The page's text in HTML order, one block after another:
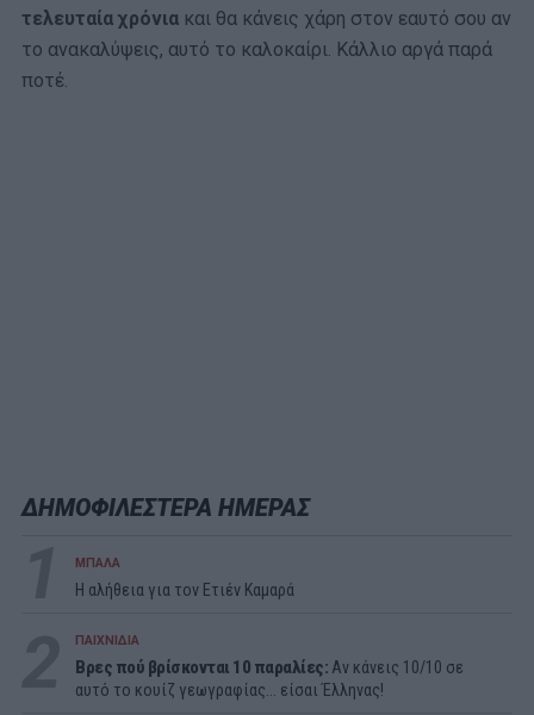
τελευταία χρόνια και θα κάνεις χάρη στον εαυτό σου αν
το ανακαλύψεις, αυτό το καλοκαίρι. Κάλλιο αργά παρά
ποτέ.
ΔΗΜΟΦΙΛΕΣΤΕΡΑ ΗΜΕΡΑΣ
ΜΠΑΛΑ
Η αλήθεια για τον Ετιέν Καμαρά
ΠΑΙΧΝΙΔΙΑ
Βρες πού βρίσκονται 10 παραλίες: Αν κάνεις 10/10 σε
αυτό το κουίζ γεωγραφίας... είσαι Έλληνας!